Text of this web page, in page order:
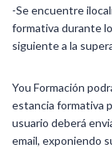
-Se encuentre
formativa durante
siguiente a la
You Formación
estancia formativa
usuario deberá
email, exponiendo